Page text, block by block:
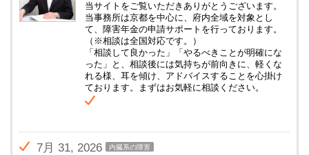
当サイトをご覧いただきありがとうございます。
当事務所は京都を中心に、府内全域を対象とし
て、障害年金の申請サポートを行っております。
（※相談は全国対応です。）
「相談して良かった」「やるべきことが明確にな
った」と、相談後には気持ちが前向きに、軽くな
れる様、耳を傾け、アドバイスすることを心掛け
ております。まずはお気軽に相談ください。
7月 31, 2026 内臓系の障害